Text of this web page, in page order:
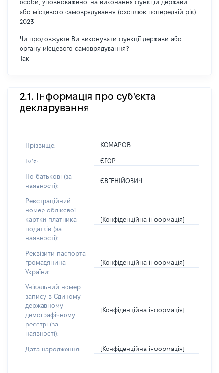
особи, уповноваженої на виконання функцій держави
або місцевого самоврядування (охоплює попередній рік)
2023
Чи продовжуєте Ви виконувати функції держави або
органу місцевого самоврядування?
Так
2.1. Інформація про суб'єкта
декларування
Прізвище: КОМАРОВ
Імʼя: ЄГОР
По батькові (за
наявності):
ЄВГЕНІЙОВИЧ
Реєстраційний
номер облікової
картки платника
податків (за
наявності):
[Конфіденційна інформація]
Реквізити паспорта
громадянина
України:
[Конфіденційна інформація]
Унікальний номер
запису в Єдиному
державному
демографічному
реєстрі (за
наявності):
[Конфіденційна інформація]
Дата народження: [Конфіденційна інформація]